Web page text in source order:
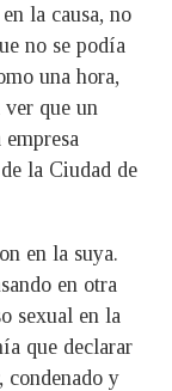
la causa, no
no se podía
una hora,
que un
la Ciudad de
en la suya.
en otra
sexual en la
que declarar
condenado y